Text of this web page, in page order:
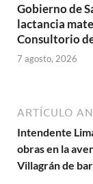
Gobierno de
lactancia
Consultorio
7 agosto, 2026
ARTÍCULO
Intendente
obras en la
Villagrán de